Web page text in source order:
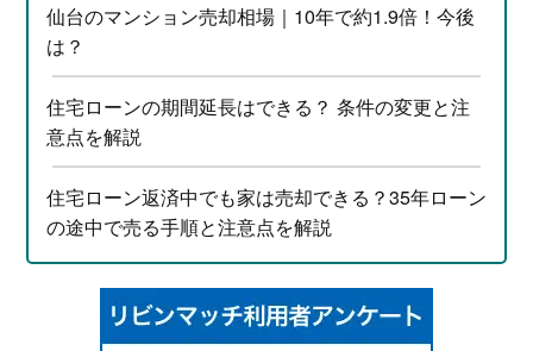
仙台のマンション売却相場｜10年で約1.9倍！今後
は？
住宅ローンの期間延長はできる？ 条件の変更と注
意点を解説
住宅ローン返済中でも家は売却できる？35年ローン
の途中で売る手順と注意点を解説